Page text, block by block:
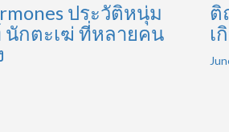
ประวัติหนุ่ม
กตะเฆ่ ที่หลายคน
ติ
เ